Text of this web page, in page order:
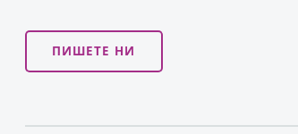
ПИШЕТЕ НИ